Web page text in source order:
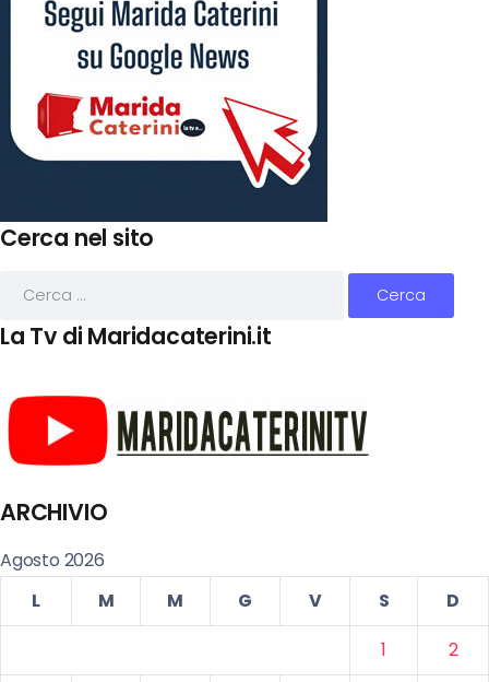
Cerca nel sito
La Tv di Maridacaterini.it
ARCHIVIO
Agosto 2026
L
M M G V S
D
1
2